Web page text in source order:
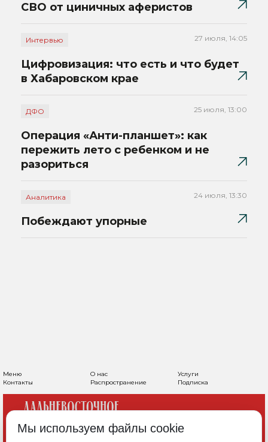
СВО от циничных аферистов
Интервью 27 июля, 14:05
Цифровизация: что есть и что будет
в Хабаровском крае
ДФО 25 июля, 13:00
Операция «Анти-планшет»: как
пережить лето с ребенком и не
разориться
Аналитика 24 июля, 13:30
Побеждают упорные
Меню О нас
Услуги
Контакты
Распространение Подписка
Мы используем файлы cookie